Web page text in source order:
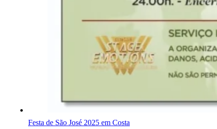
Festa de São José 2025 em Costa